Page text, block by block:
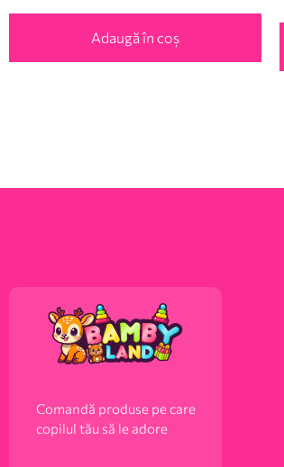
Adaugă în coș
Comandă produse pe care
copilul tău să le adore